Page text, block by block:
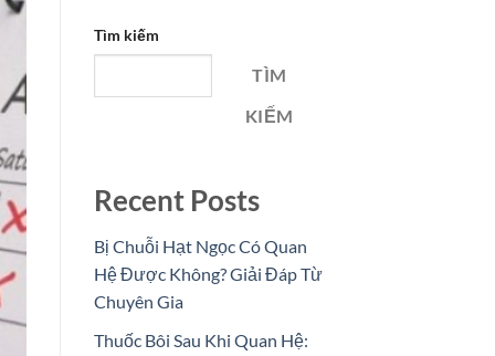
Tìm kiếm
TÌM
KIẾM
Recent Posts
Bị Chuỗi Hạt Ngọc Có Quan
Hệ Được Không? Giải Đáp Từ
Chuyên Gia
Thuốc Bôi Sau Khi Quan Hệ: